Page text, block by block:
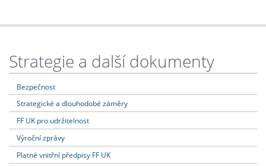
Strategie a další dokumenty
Bezpečnost
Strategické a dlouhodobé záměry
FF UK pro udržitelnost
Výroční zprávy
Platné vnitřní předpisy FF UK